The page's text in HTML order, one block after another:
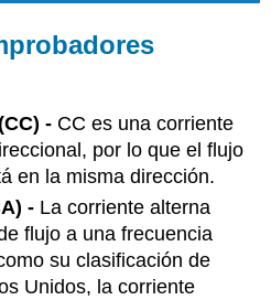
- CC es una corriente
por lo que el flujo
en la misma dirección.
- La corriente alterna
flujo a una frecuencia
su clasificación de
Unidos, la corriente